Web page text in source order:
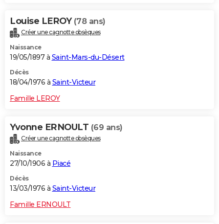
Louise LEROY (78 ans)
Créer une cagnotte obsèques
Naissance
19/05/1897 à Saint-Mars-du-Désert
Décès
18/04/1976 à Saint-Victeur
Famille LEROY
Yvonne ERNOULT (69 ans)
Créer une cagnotte obsèques
Naissance
27/10/1906 à Piacé
Décès
13/03/1976 à Saint-Victeur
Famille ERNOULT